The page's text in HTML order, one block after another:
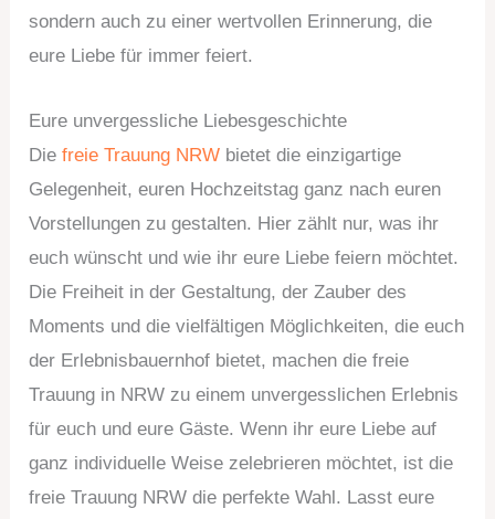
sondern auch zu einer wertvollen Erinnerung, die
eure Liebe für immer feiert.
Eure unvergessliche Liebesgeschichte
Diefreie Trauung NRW bietet die einzigartige
Gelegenheit, euren Hochzeitstag ganz nach euren
Vorstellungen zu gestalten. Hier zählt nur, was ihr
euch wünscht und wie ihr eure Liebe feiern möchtet.
Die Freiheit in der Gestaltung, der Zauber des
Moments und die vielfältigen Möglichkeiten, die euch
der Erlebnisbauernhof bietet, machen die freie
Trauung in NRW zu einem unvergesslichen Erlebnis
für euch und eure Gäste. Wenn ihr eure Liebe auf
ganz individuelle Weise zelebrieren möchtet, ist die
freie Trauung NRW die perfekte Wahl. Lasst eure